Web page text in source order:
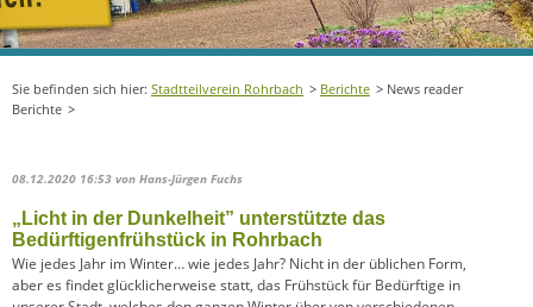
Stadtteilverein Rohrbach Berichte
News reader
Berichte
08.12.2020 16:53 von Hans-Jürgen Fuchs
„Licht in der Dunkelheit” unterstützte das
Bedürftigenfrühstück in Rohrbach
Wie jedes Jahr im Winter… wie jedes Jahr? Nicht in der üblichen Form,
aber es findet glücklicherweise statt, das Frühstück für Bedürftige in